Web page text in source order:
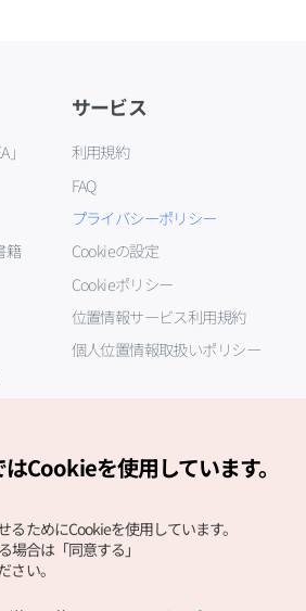
籍
サービス
利用規約
FAQ
プライバシーポリシー
Cookieの設定
Cookieポリシー
位置情報サービス利用規約
個人位置情報取扱いポリシー
Cookieを使用しています。
ためにCookieを使用しています。
場合は「同意する」
さい。